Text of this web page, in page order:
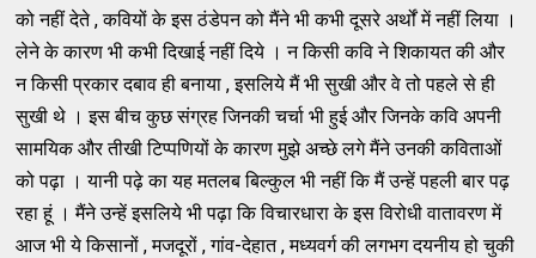
को नहीं देते , कवियों के इस ठंडेपन को मैंने भी कभी दूसरे अर्थों में नहीं लिया ।
लेने के कारण भी कभी दिखाई नहीं दिये । न किसी कवि ने शिकायत की और
न किसी प्रकार दबाव ही बनाया , इसलिये मैं भी सुखी और वे तो पहले से ही
सुखी थे । इस बीच कुछ संग्रह जिनकी चर्चा भी हुई और जिनके कवि अपनी
सामयिक और तीखी टिप्पणियों के कारण मुझे अच्छे लगे मैंने उनकी कविताओं
को पढ़ा । यानी पढ़े का यह मतलब बिल्कुल भी नहीं कि मैं उन्हें पहली बार पढ़
रहा हूं । मैंने उन्हें इसलिये भी पढ़ा कि विचारधारा के इस विरोधी वातावरण में
आज भी ये किसानों , मजदूरों , गांव-देहात , मध्यवर्ग की लगभग दयनीय हो चुकी